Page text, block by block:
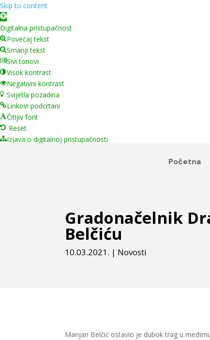
Skip to content
Open toolbar
Digitalna pristupačnost
Povećaj tekst
Smanji tekst
Sivi tonovi
Visok kontrast
Negativni kontrast
Svijetla pozadina
Linkovi podcrtani
Čitljiv font
Reset
Izjava o digitalnoj pristupačnosti
Početna
Gradonačelnik
Belčiću
10.03.2021. | Novosti
Marijan Belčić ostavio je dubok trag u